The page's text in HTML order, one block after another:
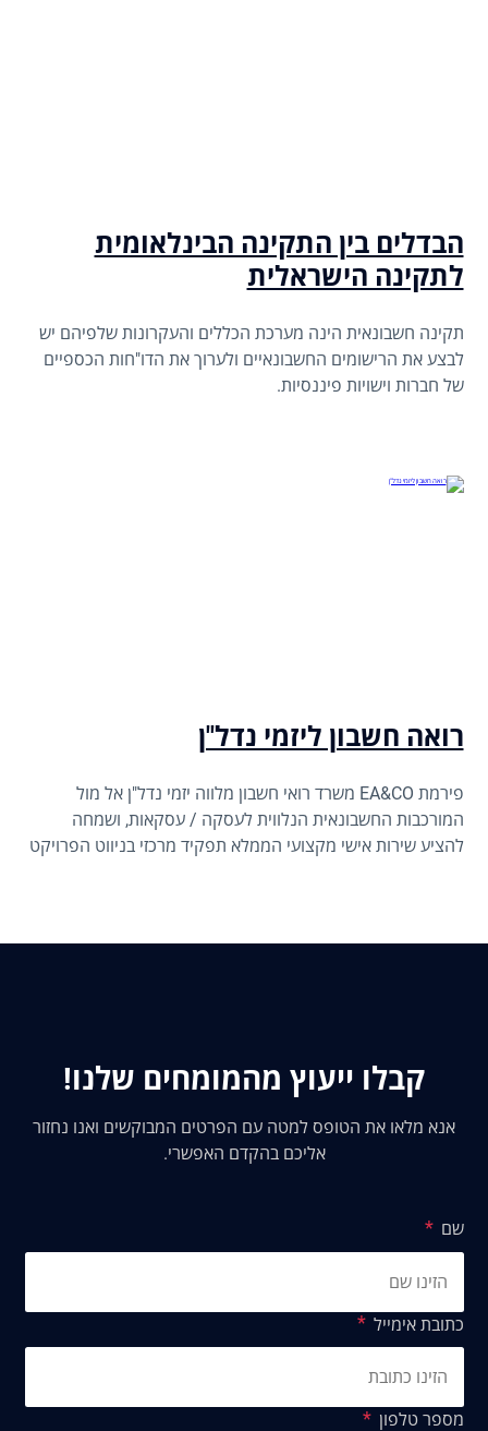
הבדלים בין התקינה הבינלאומית
לתקינה הישראלית
תקינה חשבונאית הינה מערכת הכללים והעקרונות שלפיהם יש
לבצע את הרישומים החשבונאיים ולערוך את הדו"חות הכספיים
של חברות וישויות פיננסיות.
רואה חשבון ליזמי נדל"ן
פירמת EA&CO משרד רואי חשבון מלווה יזמי נדל"ן אל מול
המורכבות החשבונאית הנלווית לעסקה / עסקאות, ושמחה
להציע שירות אישי מקצועי הממלא תפקיד מרכזי בניווט הפרויקט
קבלו ייעוץ מהמומחים שלנו!
אנא מלאו את הטופס למטה עם הפרטים המבוקשים ואנו נחזור
אליכם בהקדם האפשרי.
שם
כתובת אימייל
מספר טלפון